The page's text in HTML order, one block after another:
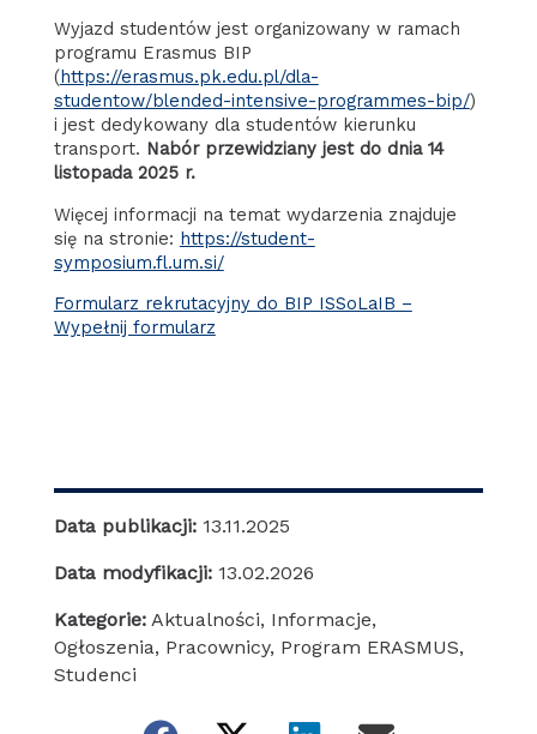
Wyjazd studentów jest organizowany w ramach
programu Erasmus BIP
(https://erasmus.pk.edu.pl/dla-
studentow/blended-intensive-programmes-bip/)
i jest dedykowany dla studentów kierunku
transport. Nabór przewidziany jest do dnia 14
listopada 2025 r.
Więcej informacji na temat wydarzenia znajduje
się na stronie: https://student-
symposium.fl.um.si/
Formularz rekrutacyjny do BIP ISSoLaIB –
Wypełnij formularz
Data publikacji: 13.11.2025
Data modyfikacji: 13.02.2026
Kategorie: Aktualności, Informacje,
Ogłoszenia, Pracownicy, Program ERASMUS,
Studenci